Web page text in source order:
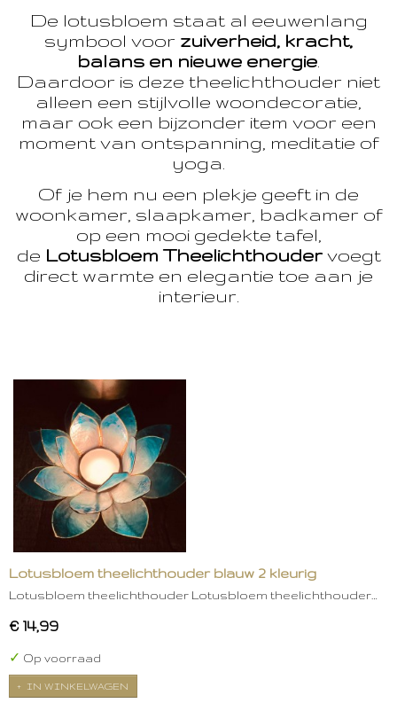
De lotusbloem staat al eeuwenlang
symbool voor zuiverheid, kracht,
balans en nieuwe energie
Daardoor is deze theelichthouder niet
alleen een stijlvolle woondecoratie,
maar ook een bijzonder item voor een
moment van ontspanning, meditatie of
yoga.
Of je hem nu een plekje geeft in de
woonkamer, slaapkamer, badkamer of
op een mooi gedekte tafel,
de Lotusbloem Theelichthoudervoegt
direct warmte en elegantie toe aan je
interieur.
Lotusbloem theelichthouder blauw 2 kleurig
Lotusbloem theelichthouder Lotusbloem theelichthouder…
€ 14,99
✓ Op voorraad
IN WINKELWAGEN